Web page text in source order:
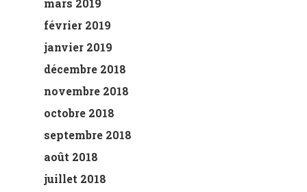
mars 2019
février 2019
janvier 2019
décembre 2018
novembre 2018
octobre 2018
septembre 2018
août 2018
juillet 2018